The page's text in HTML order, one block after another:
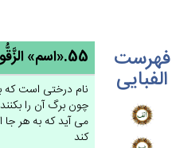
فهرست
الفبایی
55.«اسم» الزَّقُّوم‌ِ [2] ← زقم
نام درختى است كه
چون برگ آن را
مى‏ آيد كه به هر جا
كند